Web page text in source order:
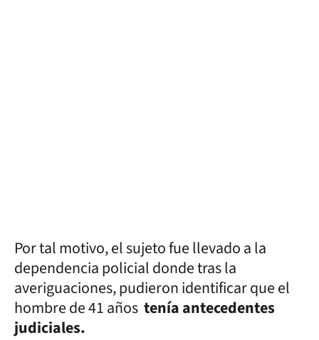
Por tal motivo, el sujeto fue llevado a la
dependencia policial donde tras la
averiguaciones, pudieron identificar que el
hombre de 41 años tenía antecedentes
judiciales.